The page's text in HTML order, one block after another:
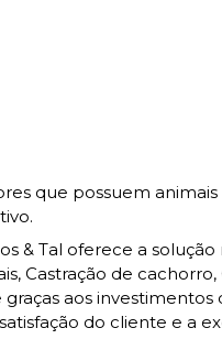
que possuem
& Tal oferece a solução
Castração de cachorro,
aos investimentos
do cliente e a